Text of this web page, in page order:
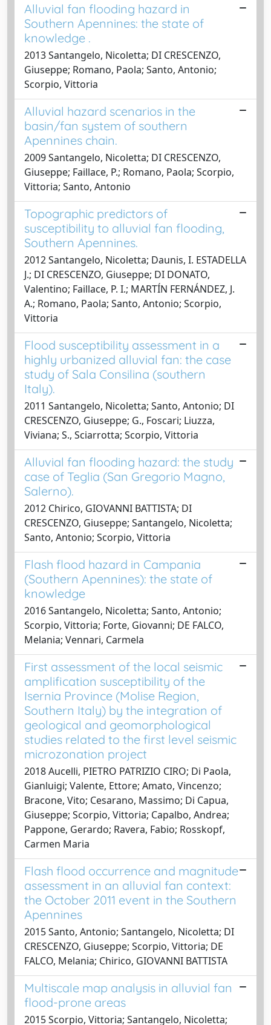
Alluvial fan flooding hazard in
Southern Apennines: the state of
knowledge .
2013 Santangelo, Nicoletta; DI CRESCENZO,
Giuseppe; Romano, Paola; Santo, Antonio;
Scorpio, Vittoria
Alluvial hazard scenarios in the
basin/fan system of southern
Apennines chain.
2009 Santangelo, Nicoletta; DI CRESCENZO,
Giuseppe; Faillace, P.; Romano, Paola; Scorpio,
Vittoria; Santo, Antonio
Topographic predictors of
susceptibility to alluvial fan flooding,
Southern Apennines.
2012 Santangelo, Nicoletta; Daunis, I. ESTADELLA
J.; DI CRESCENZO, Giuseppe; DI DONATO,
Valentino; Faillace, P. I.; MARTÍN FERNÁNDEZ, J.
A.; Romano, Paola; Santo, Antonio; Scorpio,
Vittoria
Flood susceptibility assessment in a
highly urbanized alluvial fan: the case
study of Sala Consilina (southern
Italy).
2011 Santangelo, Nicoletta; Santo, Antonio; DI
CRESCENZO, Giuseppe; G., Foscari; Liuzza,
Viviana; S., Sciarrotta; Scorpio, Vittoria
Alluvial fan flooding hazard: the study
case of Teglia (San Gregorio Magno,
Salerno).
2012 Chirico, GIOVANNI BATTISTA; DI
CRESCENZO, Giuseppe; Santangelo, Nicoletta;
Santo, Antonio; Scorpio, Vittoria
Flash flood hazard in Campania
(Southern Apennines): the state of
knowledge
2016 Santangelo, Nicoletta; Santo, Antonio;
Scorpio, Vittoria; Forte, Giovanni; DE FALCO,
Melania; Vennari, Carmela
First assessment of the local seismic
amplification susceptibility of the
Isernia Province (Molise Region,
Southern Italy) by the integration of
geological and geomorphological
studies related to the first level seismic
microzonation project
2018 Aucelli, PIETRO PATRIZIO CIRO; Di Paola,
Gianluigi; Valente, Ettore; Amato, Vincenzo;
Bracone, Vito; Cesarano, Massimo; Di Capua,
Giuseppe; Scorpio, Vittoria; Capalbo, Andrea;
Pappone, Gerardo; Ravera, Fabio; Rosskopf,
Carmen Maria
Flash flood occurrence and magnitude
assessment in an alluvial fan context:
the October 2011 event in the Southern
Apennines
2015 Santo, Antonio; Santangelo, Nicoletta; DI
CRESCENZO, Giuseppe; Scorpio, Vittoria; DE
FALCO, Melania; Chirico, GIOVANNI BATTISTA
Multiscale map analysis in alluvial fan
flood-prone areas
2015 Scorpio, Vittoria; Santangelo, Nicoletta;